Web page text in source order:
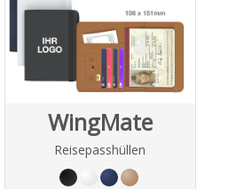
WingMate
Reisepasshüllen